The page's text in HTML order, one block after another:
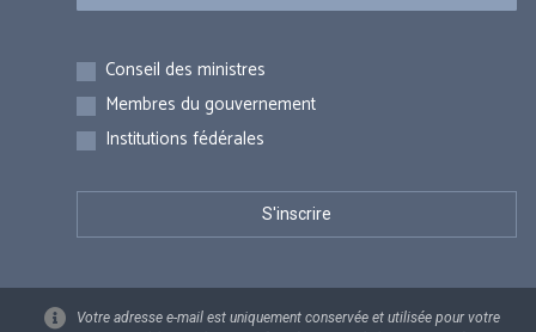
Inscriptions
Conseil des ministres
Membres du gouvernement
Institutions fédérales
Votre adresse e-mail est uniquement conservée et utilisée pour votre